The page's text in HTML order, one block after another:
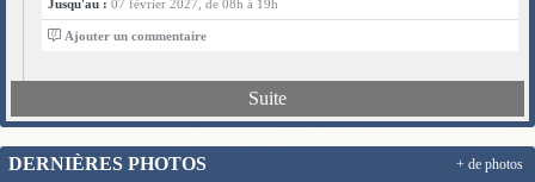
Jusqu'au : 07 février 2027, de 08h à 19h
0 Ajouter un commentaire
Suite
DERNIÈRES PHOTOS + de photos